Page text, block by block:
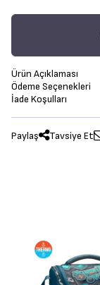
Ürün Açıklaması
Ödeme Seçenekleri
İade Koşulları
Paylaş Tavsiye Et